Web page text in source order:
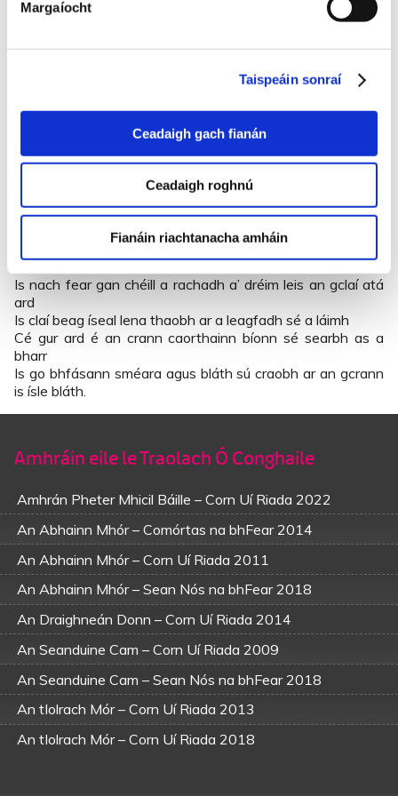
Margaíocht
Taispeáin sonraí
Ceadaigh gach fianán
Ceadaigh roghnú
Fianáin riachtanacha amháin
Agus slán feastsa leis an mbaile atá thiar i measc na
Mar is ann atá mo tharraingt go luath agus go mall,
Atá ag goil idir mé agus an baile bhfuil mo stóirín ann.
‘S dá mbeinn i mo bhádóir, nach deas mar a shnámhfainn
Dá mbeinn i m’fhaoileán nach deas mar a d’éireoinn faoi
Bheinnse ag éalú le mo chéadsearc is ag fáisceadh a coim
Is an lá nach bhféadfainn-se bean a bhréagadh, níl an
Is nach fear gan chéill a rachadh a’ dréim leis an gclaí atá
ard
Is claí beag íseal lena thaobh ar a leagfadh sé a láimh
Cé gur ard é an crann caorthainn bíonn sé searbh as a
bharr
Is go bhfásann sméara agus bláth sú craobh ar an gcrann
is ísle bláth.
Amhráin eile le Traolach Ó Conghaile
Amhrán Pheter Mhicil Báille – Corn Uí Riada 2022
An Abhainn Mhór – Comórtas na bhFear 2014
An Abhainn Mhór – Corn Uí Riada 2011
An Abhainn Mhór – Sean Nós na bhFear 2018
An Draighneán Donn – Corn Uí Riada 2014
An Seanduine Cam – Corn Uí Riada 2009
An Seanduine Cam – Sean Nós na bhFear 2018
An tIolrach Mór – Corn Uí Riada 2013
An tIolrach Mór – Corn Uí Riada 2018